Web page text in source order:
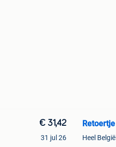
€ 31,42
31 jul 26
Retoertje
Heel België